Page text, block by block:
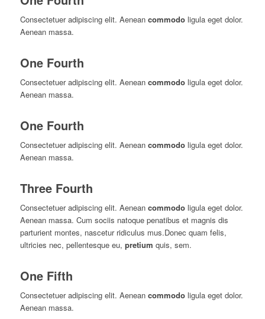
Consectetuer adipiscing elit. Aenean commodoligula eget dolor.
Aenean massa.
One Fourth
Consectetuer adipiscing elit. Aenean commodoligula eget dolor.
Aenean massa.
One Fourth
Consectetuer adipiscing elit. Aenean commodoligula eget dolor.
Aenean massa.
Three Fourth
Consectetuer adipiscing elit. Aenean commodoligula eget dolor.
Aenean massa. Cum sociis natoque penatibus et magnis dis
parturient montes, nascetur ridiculus mus.Donec quam felis,
ultricies nec, pellentesque eu, pretium quis, sem.
One Fifth
Consectetuer adipiscing elit. Aenean commodoligula eget dolor.
Aenean massa.